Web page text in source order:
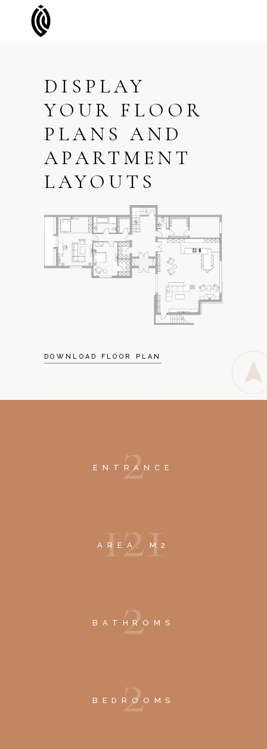
DISPLAY
YOUR FLOOR
PLANS AND
APARTMENT
LAYOUTS
DOWNLOAD FLOOR PLAN
2
ENTRANCE
121
AREA, M2
2
BATHROMS
2
BEDROOMS